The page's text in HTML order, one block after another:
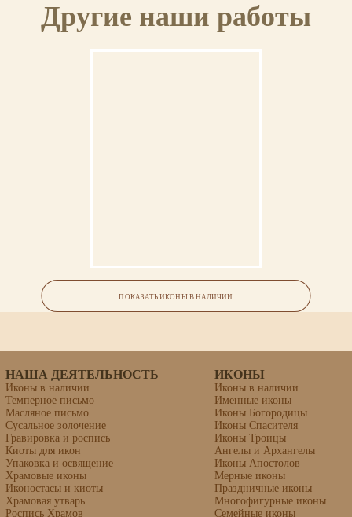
На выполненную икону предоставляется пожизненная гарантия.
Другие наши работы
Икона «Василий Блаженный
(Московский)»
липовая доска, левкас, темпера, золочение
ПОКАЗАТЬ ИКОНЫ В НАЛИЧИИ
НАША ДЕЯТЕЛЬНОСТЬ
Иконы в наличии
Темперное письмо
Масляное письмо
Сусальное золочение
Гравировка и роспись
Киоты для икон
Упаковка и освящение
Храмовые иконы
Иконостасы и киоты
Храмовая утварь
Роспись Храмов
ИКОНЫ
Иконы в наличии
Именные иконы
Иконы Богородицы
Иконы Спасителя
Иконы Троицы
Ангелы и Архангелы
Иконы Апостолов
Мерные иконы
Праздничные иконы
Многофигурные иконы
Семейные иконы